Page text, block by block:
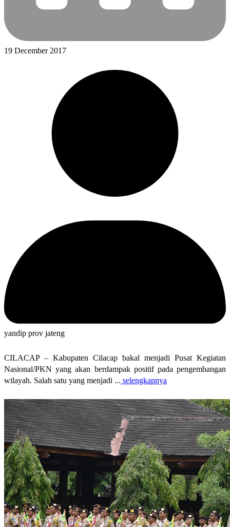
19 December 2017
yandip prov jateng
CILACAP – Kabupaten Cilacap bakal menjadi Pusat Kegiatan
Nasional/PKN yang akan berdampak positif pada pengembangan
wilayah. Salah satu yang menjadi ... selengkapnya